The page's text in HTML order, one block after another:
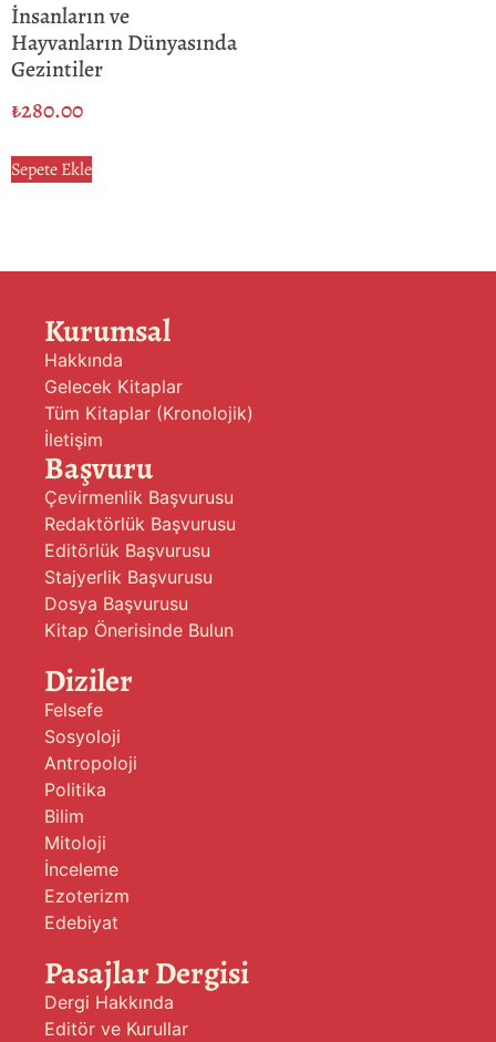
İnsanların ve
Hayvanların Dünyasında
Gezintiler
₺280.00
Sepete Ekle
Kurumsal
Hakkında
Gelecek Kitaplar
Tüm Kitaplar (Kronolojik)
İletişim
Başvuru
Çevirmenlik Başvurusu
Redaktörlük Başvurusu
Editörlük Başvurusu
Stajyerlik Başvurusu
Dosya Başvurusu
Kitap Önerisinde Bulun
Diziler
Felsefe
Sosyoloji
Antropoloji
Politika
Bilim
Mitoloji
İnceleme
Ezoterizm
Edebiyat
Pasajlar Dergisi
Dergi Hakkında
Editör ve Kurullar